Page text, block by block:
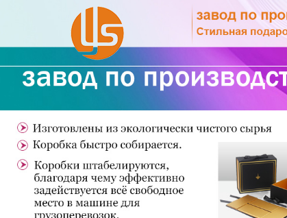
Новости
О Нас
Контакты